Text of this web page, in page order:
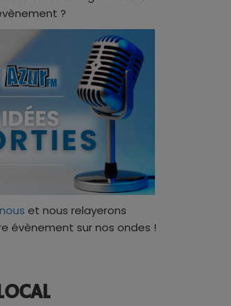
?
et nous relayerons
évènement sur nos ondes !